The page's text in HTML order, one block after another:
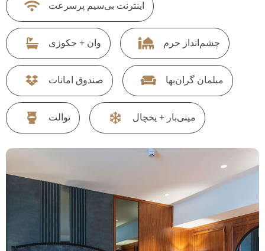
اینترنت بی‌سیم پرسرعت
چشم‌انداز حرم وان + جکوزی
مبلمان گران‌بها صندوق امانات
مینی‌بار + یخچال توالت